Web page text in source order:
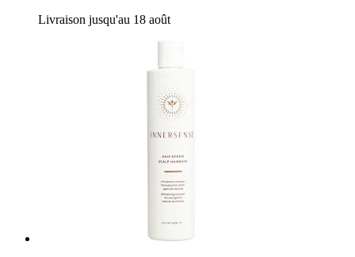
Livraison jusqu'au 18 août